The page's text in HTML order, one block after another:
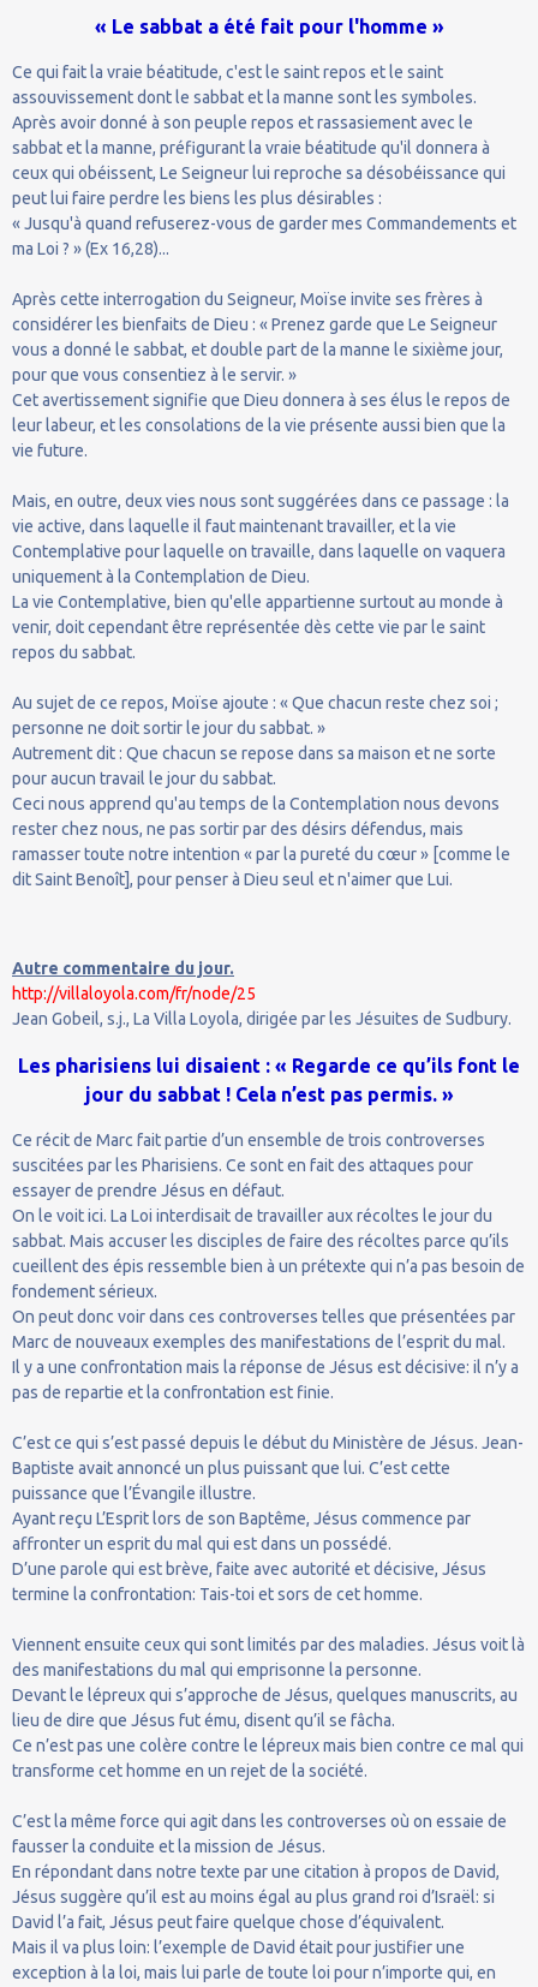
« Le sabbat a été fait pour l'homme »
Ce qui fait la vraie béatitude, c'est le saint repos et le saint
assouvissement dont le sabbat et la manne sont les symboles.
Après avoir donné à son peuple repos et rassasiement avec le
sabbat et la manne, préfigurant la vraie béatitude qu'il donnera à
ceux qui obéissent, Le Seigneur lui reproche sa désobéissance qui
peut lui faire perdre les biens les plus désirables :
« Jusqu'à quand refuserez-vous de garder mes Commandements et
ma Loi ? » (Ex 16,28)...
Après cette interrogation du Seigneur, Moïse invite ses frères à
considérer les bienfaits de Dieu : « Prenez garde que Le Seigneur
vous a donné le sabbat, et double part de la manne le sixième jour,
pour que vous consentiez à le servir. »
Cet avertissement signifie que Dieu donnera à ses élus le repos de
leur labeur, et les consolations de la vie présente aussi bien que la
vie future.
Mais, en outre, deux vies nous sont suggérées dans ce passage : la
vie active, dans laquelle il faut maintenant travailler, et la vie
Contemplative pour laquelle on travaille, dans laquelle on vaquera
uniquement à la Contemplation de Dieu.
La vie Contemplative, bien qu'elle appartienne surtout au monde à
venir, doit cependant être représentée dès cette vie par le saint
repos du sabbat.
Au sujet de ce repos, Moïse ajoute : « Que chacun reste chez soi ;
personne ne doit sortir le jour du sabbat. »
Autrement dit : Que chacun se repose dans sa maison et ne sorte
pour aucun travail le jour du sabbat.
Ceci nous apprend qu'au temps de la Contemplation nous devons
rester chez nous, ne pas sortir par des désirs défendus, mais
ramasser toute notre intention « par la pureté du cœur » [comme le
dit Saint Benoît], pour penser à Dieu seul et n'aimer que Lui.
Autre commentaire du jour.
http://villaloyola.com/fr/node/25
Jean Gobeil, s.j., La Villa Loyola, dirigée par les Jésuites de Sudbury.
Les pharisiens lui disaient : « Regarde ce qu’ils font le
jour du sabbat ! Cela n’est pas permis. »
Ce récit de Marc fait partie d’un ensemble de trois controverses
suscitées par les Pharisiens. Ce sont en fait des attaques pour
essayer de prendre Jésus en défaut.
On le voit ici. La Loi interdisait de travailler aux récoltes le jour du
sabbat. Mais accuser les disciples de faire des récoltes parce qu’ils
cueillent des épis ressemble bien à un prétexte qui n’a pas besoin de
fondement sérieux.
On peut donc voir dans ces controverses telles que présentées par
Marc de nouveaux exemples des manifestations de l’esprit du mal.
Il y a une confrontation mais la réponse de Jésus est décisive: il n’y a
pas de repartie et la confrontation est finie.
C’est ce qui s’est passé depuis le début du Ministère de Jésus. Jean-
Baptiste avait annoncé un plus puissant que lui. C’est cette
puissance que l’Évangile illustre.
Ayant reçu L’Esprit lors de son Baptême, Jésus commence par
affronter un esprit du mal qui est dans un possédé.
D’une parole qui est brève, faite avec autorité et décisive, Jésus
termine la confrontation: Tais-toi et sors de cet homme.
Viennent ensuite ceux qui sont limités par des maladies. Jésus voit là
des manifestations du mal qui emprisonne la personne.
Devant le lépreux qui s’approche de Jésus, quelques manuscrits, au
lieu de dire que Jésus fut ému, disent qu’il se fâcha.
Ce n’est pas une colère contre le lépreux mais bien contre ce mal qui
transforme cet homme en un rejet de la société.
C’est la même force qui agit dans les controverses où on essaie de
fausser la conduite et la mission de Jésus.
En répondant dans notre texte par une citation à propos de David,
Jésus suggère qu’il est au moins égal au plus grand roi d’Israël: si
David l’a fait, Jésus peut faire quelque chose d’équivalent.
Mais il va plus loin: l’exemple de David était pour justifier une
exception à la loi, mais lui parle de toute loi pour n’importe qui, en